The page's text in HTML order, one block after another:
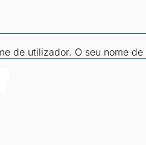
de utilizador. O seu nome